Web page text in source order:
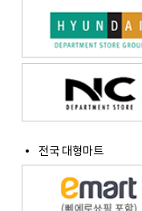
전국 대형마트